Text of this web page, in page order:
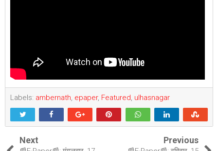
Labels: ambernath, epaper, Featured, ulhasnagar
Next Previous